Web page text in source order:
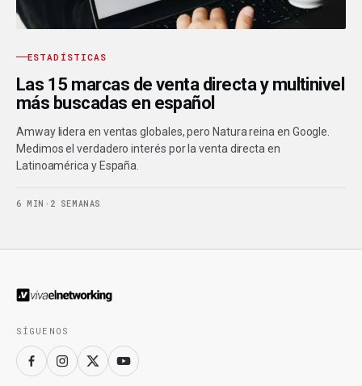
ESTADÍSTICAS
Las 15 marcas de venta directa y multinivel
más buscadas en español
Amway lidera en ventas globales, pero Natura reina en Google.
Medimos el verdadero interés por la venta directa en
Latinoamérica y España.
6 MIN · 2 SEMANAS
SÍGUENOS